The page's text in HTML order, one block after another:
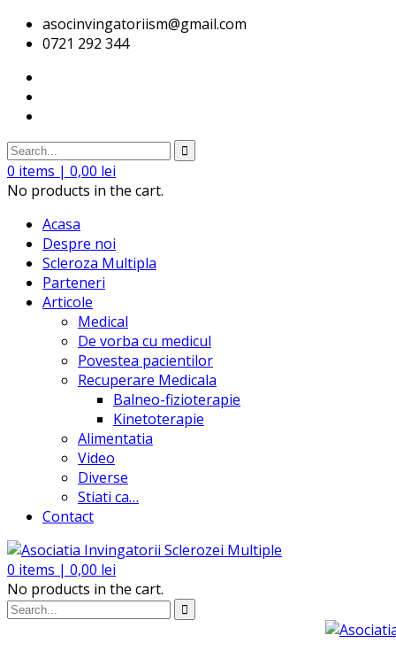
asocinvingatoriism@gmail.com
0721 292 344
0 items | 0,00 lei
No products in the cart.
Acasa
Despre noi
Scleroza Multipla
Parteneri
Articole
Medical
De vorba cu medicul
Povestea pacientilor
Recuperare Medicala
Balneo-fizioterapie
Kinetoterapie
Alimentatia
Video
Diverse
Stiati ca…
Contact
0 items | 0,00 lei
No products in the cart.